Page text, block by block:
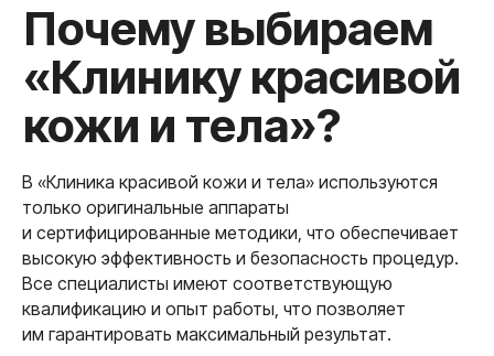
В «Клиника красивой кожи и тела» используются
только оригинальные аппараты
и сертифицированные методики, что обеспечивает
высокую эффективность и безопасность процедур.
Все специалисты имеют соответствующую
квалификацию и опыт работы, что позволяет
им гарантировать максимальный результат.
Если вы хотите узнать больше
о том, как подтянуть овал лица
и убрать брыли, запишитесь
на бесплатную консультацию
Готовы к гладкой
коже без
ритуалов?